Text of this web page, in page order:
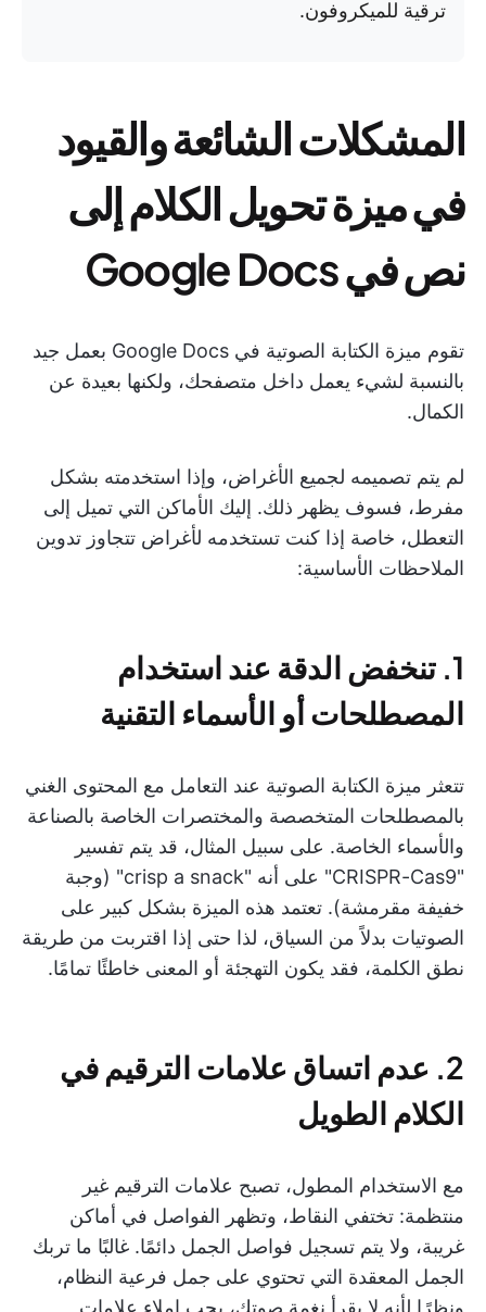
ترقية للميكروفون.
المشكلات الشائعة والقيود
في ميزة تحويل الكلام إلى
نص في Google Docs
تقوم ميزة الكتابة الصوتية في Google Docs بعمل جيد
بالنسبة لشيء يعمل داخل متصفحك، ولكنها بعيدة عن
الكمال.
لم يتم تصميمه لجميع الأغراض، وإذا استخدمته بشكل
مفرط، فسوف يظهر ذلك. إليك الأماكن التي تميل إلى
التعطل، خاصة إذا كنت تستخدمه لأغراض تتجاوز تدوين
الملاحظات الأساسية:
1. تنخفض الدقة عند استخدام
المصطلحات أو الأسماء التقنية
تتعثر ميزة الكتابة الصوتية عند التعامل مع المحتوى الغني
بالمصطلحات المتخصصة والمختصرات الخاصة بالصناعة
والأسماء الخاصة. على سبيل المثال، قد يتم تفسير
"CRISPR-Cas9" على أنه "crisp a snack" (وجبة
خفيفة مقرمشة). تعتمد هذه الميزة بشكل كبير على
الصوتيات بدلاً من السياق، لذا حتى إذا اقتربت من طريقة
نطق الكلمة، فقد يكون التهجئة أو المعنى خاطئًا تمامًا.
2. عدم اتساق علامات الترقيم في
الكلام الطويل
مع الاستخدام المطول، تصبح علامات الترقيم غير
منتظمة: تختفي النقاط، وتظهر الفواصل في أماكن
غريبة، ولا يتم تسجيل فواصل الجمل دائمًا. غالبًا ما تربك
الجمل المعقدة التي تحتوي على جمل فرعية النظام،
ونظرًا لأنه لا يقرأ نغمة صوتك، يجب إملاء علامات